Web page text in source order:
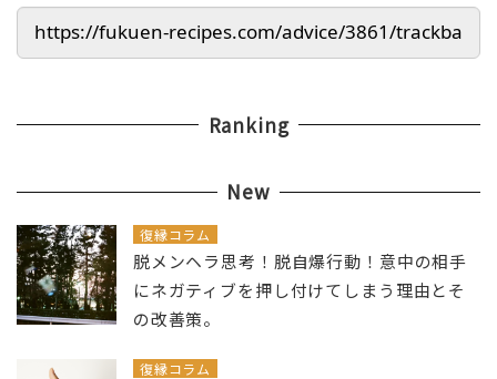
Ranking
New
復縁コラム
脱メンヘラ思考！脱自爆行動！意中の相手
にネガティブを押し付けてしまう理由とそ
の改善策。
復縁コラム